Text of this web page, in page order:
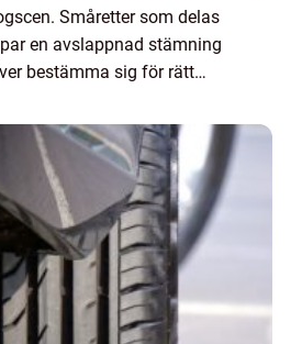
Småretter som delas
en avslappnad stämning
bestämma sig för rätt
av var...